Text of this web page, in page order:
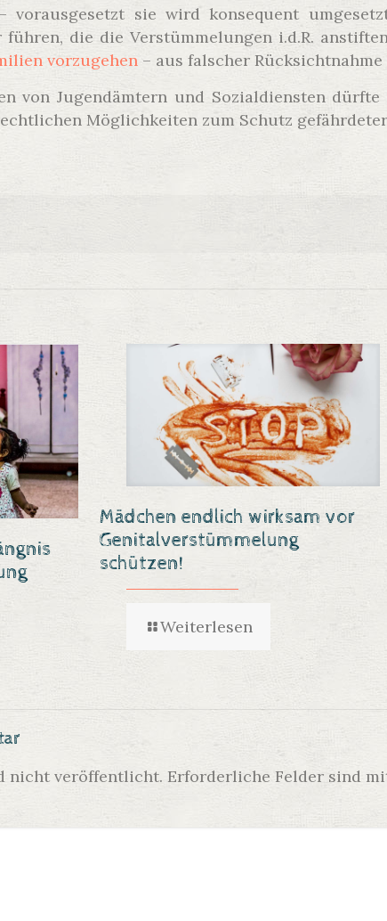
vorausgesetzt sie wird konsequent
die die Verstümmelungen i.d.R.
vorzugehen – aus falscher
von Jugendämtern und Sozialdiensten dürfte
Möglichkeiten zum Schutz
Mädchen endlich wirksam vor
Genitalverstümmelung
schützen!
Weiterlesen
nicht veröffentlicht. Erforderliche Felder sind